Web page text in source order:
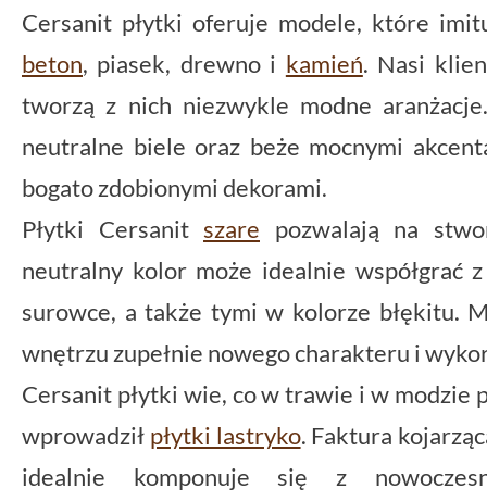
Cersanit płytki oferuje modele, które
beton, piasek, drewno i kamień. Nasi
tworzą z nich niezwykle modne
neutralne biele oraz beże mocnymi
bogato zdobionymi dekorami.
Płytki Cersanit szare pozwalają na
neutralny kolor może idealnie współgrać
surowce, a także tymi w kolorze błękitu.
wnętrzu zupełnie nowego charakteru i
Cersanit płytki wie, co w trawie i w modzie
wprowadził płytki lastryko. Faktura
idealnie komponuje się z